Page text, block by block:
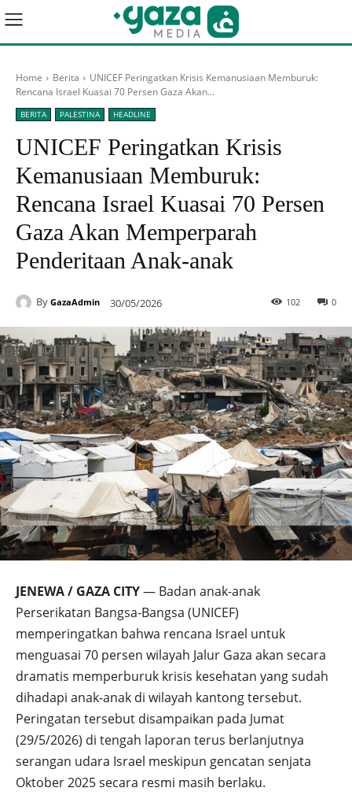
Home Berita
UNICEF Peringatkan Krisis Kemanusiaan Memburuk:
Rencana Israel Kuasai 70 Persen Gaza Akan...
BERITA PALESTINA HEADLINE
UNICEF Peringatkan Krisis
Kemanusiaan Memburuk:
Rencana Israel Kuasai 70 Persen
Gaza Akan Memperparah
Penderitaan Anak-anak
By GazaAdmin 30/05/2026 0
102
JENEWA / GAZA CITY— Badan anak-anak
Perserikatan Bangsa-Bangsa (UNICEF)
memperingatkan bahwa rencana Israel untuk
menguasai 70 persen wilayah Jalur Gaza akan secara
dramatis memperburuk krisis kesehatan yang sudah
dihadapi anak-anak di wilayah kantong tersebut.
Peringatan tersebut disampaikan pada Jumat
(29/5/2026) di tengah laporan terus berlanjutnya
serangan udara Israel meskipun gencatan senjata
Oktober 2025 secara resmi masih berlaku.